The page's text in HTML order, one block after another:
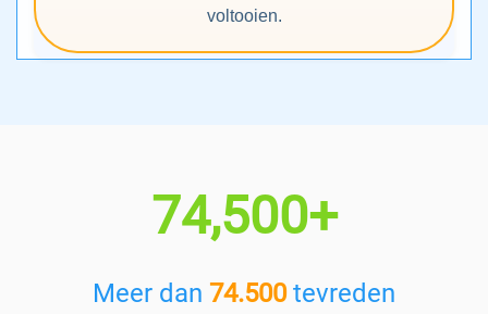
voltooien.
74,500+
Meer dan 74.500tevreden